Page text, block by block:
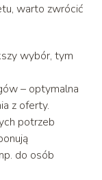
warto zwrócić
wybór, tym
– optymalna
z oferty.
potrzeb
do osób